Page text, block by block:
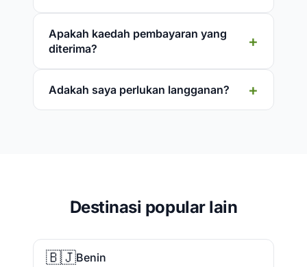
Apakah kaedah pembayaran yang
diterima?
Adakah saya perlukan langganan?
Destinasi popular lain
🇧🇯Benin